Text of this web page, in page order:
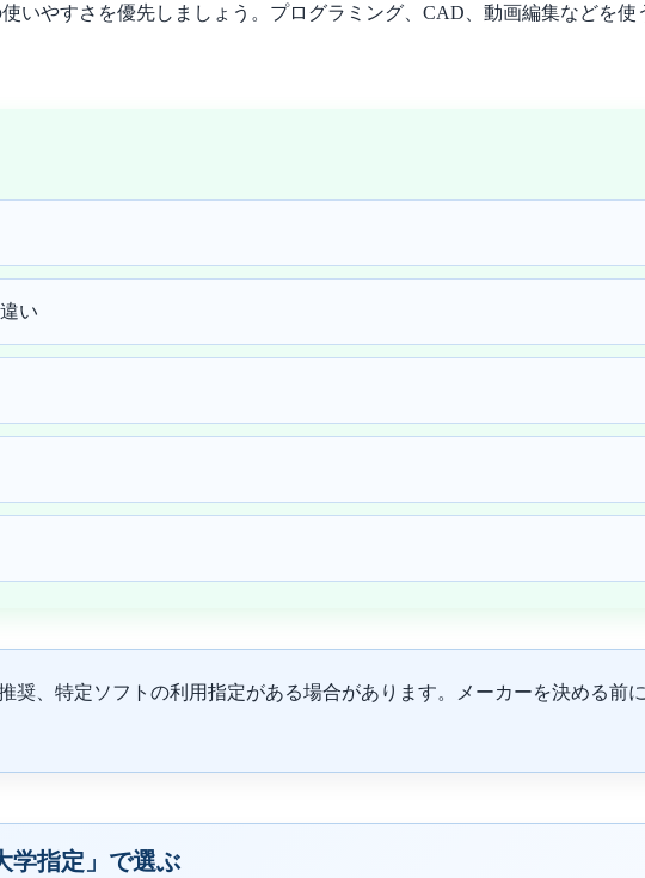
いやすさを優先しましょう。プログラミング、CAD、動画編集などを使
い
奨、特定ソフトの利用指定がある場合があります。メーカーを決める前
学指定」で選ぶ